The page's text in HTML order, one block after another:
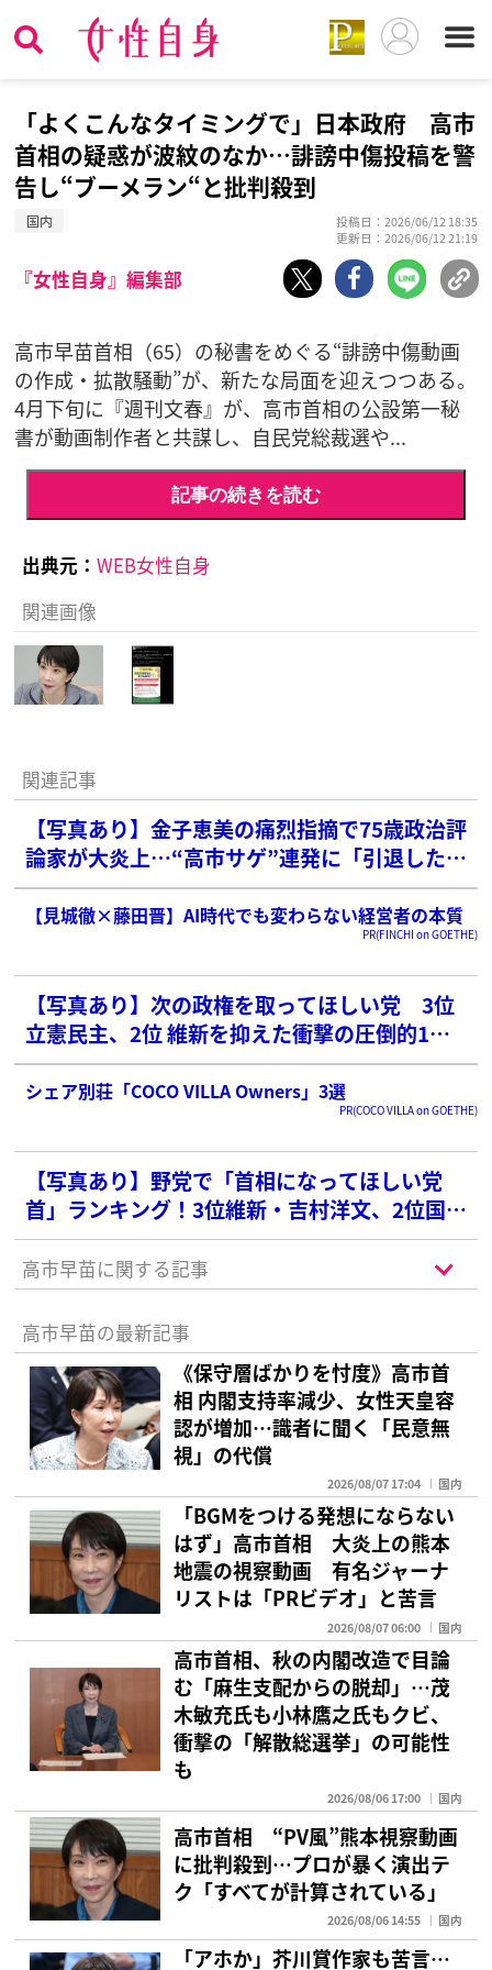
「よくこんなタイミングで」日本政府 高市
首相の疑惑が波紋のなか…誹謗中傷投稿を警
告し“ブーメラン“と批判殺到
国内
投稿日：2026/06/12 18:35
更新日：2026/06/12 21:19
『女性自身』編集部
高市早苗首相（65）の秘書をめぐる“誹謗中傷動画
の作成・拡散騒動”が、新たな局面を迎えつつある。
4月下旬に『週刊文春』が、高市首相の公設第一秘
書が動画制作者と共謀し、自民党総裁選や...
記事の続きを読む
出典元： WEB女性自身
関連画像
関連記事
【写真あり】金子恵美の痛烈指摘で75歳政治評
論家が大炎上…“高市サゲ”連発に「引退したほ
うがいい」辛辣声も
【見城徹×藤田晋】AI時代でも変わらない経営者の本質
PR(FINCHI on GOETHE)
【写真あり】次の政権を取ってほしい党 3位
立憲民主、2位 維新を抑えた衝撃の圧倒的1位
は？
シェア別荘「COCO VILLA Owners」3選
PR(COCO VILLA on GOETHE)
【写真あり】野党で「首相になってほしい党
首」ランキング！3位維新・吉村洋文、2位国
民・玉木雄一郎を抑えた1位は？
高市早苗に関する記事
高市早苗の最新記事
《保守層ばかりを忖度》高市首
相 内閣支持率減少、女性天皇容
認が増加…識者に聞く「民意無
視」の代償
2026/08/07 17:04 国内
「BGMをつける発想にならない
はず」高市首相 大炎上の熊本
地震の視察動画 有名ジャーナ
リストは「PRビデオ」と苦言
2026/08/07 06:00 国内
高市首相、秋の内閣改造で目論
む「麻生支配からの脱却」…茂
木敏充氏も小林鷹之氏もクビ、
衝撃の「解散総選挙」の可能性
も
2026/08/06 17:00 国内
高市首相 “PV風”熊本視察動画
に批判殺到…プロが暴く演出テ
ク「すべてが計算されている」
2026/08/06 14:55 国内
「アホか」芥川賞作家も苦言…